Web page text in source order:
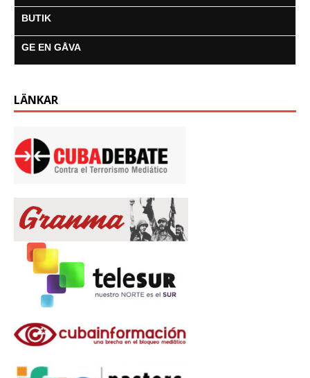
BUTIK
GE EN GÅVA
LÄNKAR